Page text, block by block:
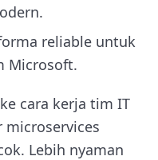
reliable untuk
Microsoft.
cara kerja tim IT
Lebih nyaman